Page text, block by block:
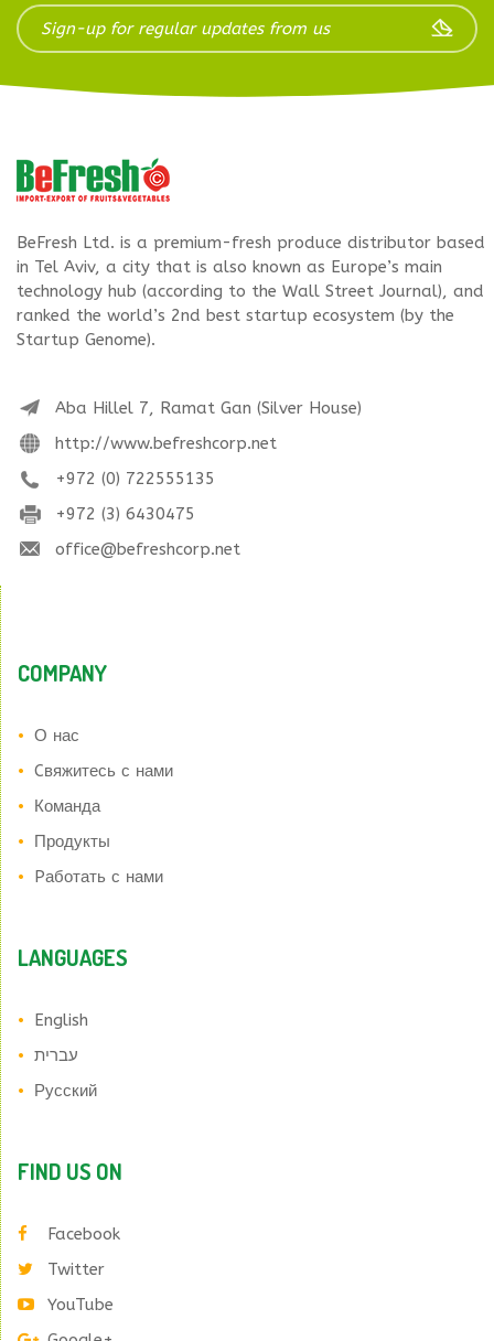
BeFresh Ltd. is a premium-fresh produce distributor based
in Tel Aviv, a city that is also known as Europe’s main
technology hub (according to the Wall Street Journal), and
ranked the world’s 2nd best startup ecosystem (by the
Startup Genome).
Aba Hillel 7, Ramat Gan (Silver House)
http://www.befreshcorp.net
+972 (0) 722555135
+972 (3) 6430475
office@befreshcorp.net
COMPANY
О нас
Cвяжитесь с нами
Команда
Продукты
Pаботать с нами
LANGUAGES
English
עברית
Русский
FIND US ON
Facebook
Twitter
YouTube